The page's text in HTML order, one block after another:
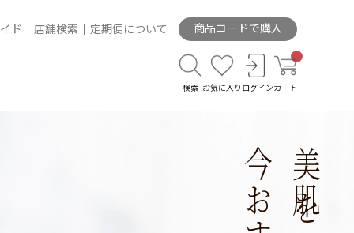
ド 店舗検索 定期便について 商品コードで購入
検索 お気に入り ログイン カート